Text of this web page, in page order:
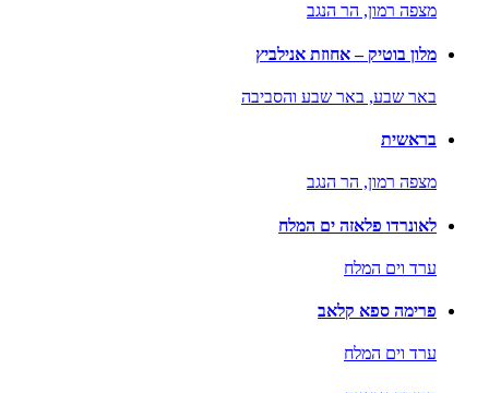
מצפה רמון, הר הנגב
מלון בוטיק – אחוזת אנילביץ
באר שבע, באר שבע והסביבה
בראשית
מצפה רמון, הר הנגב
לאונרדו פלאזה ים המלח
ערד וים המלח
פרימה ספא קלאב
ערד וים המלח